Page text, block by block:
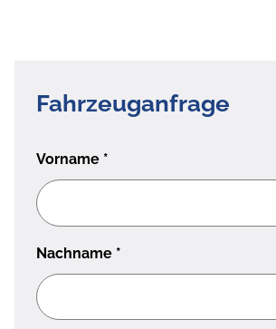
Fahrzeuganfrage
Vorname *
Nachname *